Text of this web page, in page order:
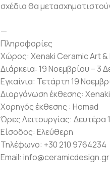
σχέδια θα
—
Πληροφορίες
Χώρος: Xenaki Ceramic Art &
Διάρκεια: 19 Νοεμβρίου – 3
Εγκαίνια: Τετάρτη 19
Διοργάνωση έκθεσης:
Χορηγός έκθεσης : Homad
Ώρες Λειτουργίας: Δευτέρα
Είσοδος: Ελεύθερη
Τηλέφωνο: +30 210 9764234
Email: info@ceramicdesign.gr